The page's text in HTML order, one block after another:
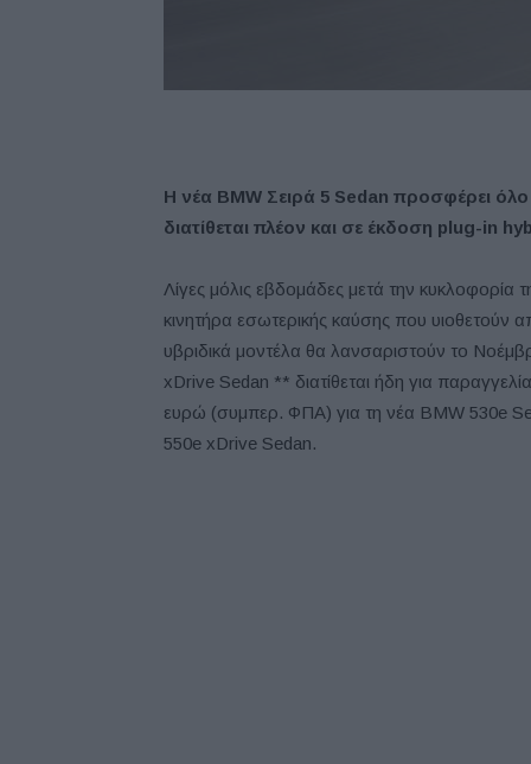
Η νέα BMW Σειρά 5 Sedan προσφέρει
διατίθεται πλέον και σε έκδοση plug-in
Λίγες μόλις εβδομάδες μετά την κυκλοφορία
κινητήρα εσωτερικής καύσης που υιοθετούν
υβριδικά μοντέλα θα λανσαριστούν το
xDrive Sedan ** διατίθεται ήδη για
ευρώ (συμπερ. ΦΠΑ) για τη νέα BMW 530e
550e xDrive Sedan.